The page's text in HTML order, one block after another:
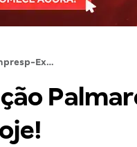
Funpresp-Exe e Fundação Palmares: Inscrições terminam hoje!